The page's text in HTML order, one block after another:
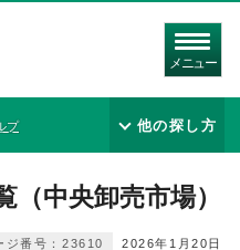
メニュー
プ 他の探し方
（中央卸売市場）
2026年1月20日
ジ番号：23610